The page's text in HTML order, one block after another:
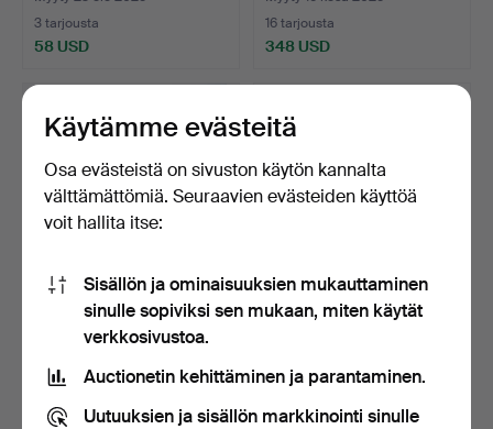
3 tarjousta
58 USD
16 tarjousta
348 USD
Armanyac Lafontan.
Ranskalainen tuotanto.
Myyty 9 kesä 2025
35 USD
VEGA-SICILIA VALBUENA
Myyty 13 touko 2025
81 USD
Käytämme evästeitä
Osa evästeistä on sivuston käytön kannalta
välttämättömiä. Seuraavien evästeiden käyttöä
voit hallita itse:
Sisällön ja ominaisuuksien mukauttaminen
sinulle sopiviksi sen mukaan, miten käytät
verkkosivustoa.
Auctionetin kehittäminen ja parantaminen.
Uutuuksien ja sisällön markkinointi sinulle